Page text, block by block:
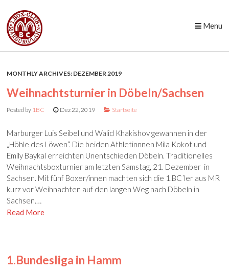
Menu
MONTHLY ARCHIVES: DEZEMBER 2019
Weihnachtsturnier in Döbeln/Sachsen
Posted by 1BC Dez 22, 2019 Startseite
Marburger Luis Seibel und Walid Khakishov gewannen in der
„Höhle des Löwen“. Die beiden Athletinnnen Mila Kokot und
Emily Baykal erreichten Unentschieden Döbeln. Traditionelles
Weihnachtsboxturnier am letzten Samstag, 21. Dezember in
Sachsen. Mit fünf Boxer/innen machten sich die 1.BC´ler aus MR
kurz vor Weihnachten auf den langen Weg nach Döbeln in
Sachsen.…
Read More
1.Bundesliga in Hamm